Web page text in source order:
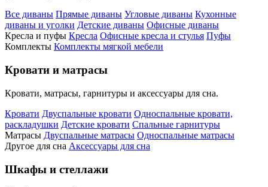
Все диваны Прямые диваны Угловые диваны Кухонные
диваны и уголки Детские диваны Офисные диваны
Кресла и пуфы Кресла Офисные кресла и стулья Пуфы
Комплекты Комплекты мягкой мебели
Кровати и матрасы
Кровати, матрасы, гарнитуры и аксессуары для сна.
Кровати Двуспальные кровати Односпальные кровати,
раскладушки Детские кровати Спальные гарнитуры
Матрасы Двуспальные матрасы Односпальные матрасы
Другое для сна Аксессуары для сна
Шкафы и стеллажи